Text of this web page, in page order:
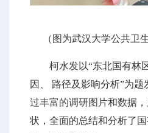
（图为武汉大学公共卫
柯水发以“东北国有林
因、 路径及影响分析”为
过丰富的调研图片和数据
状，全面的总结和分析了